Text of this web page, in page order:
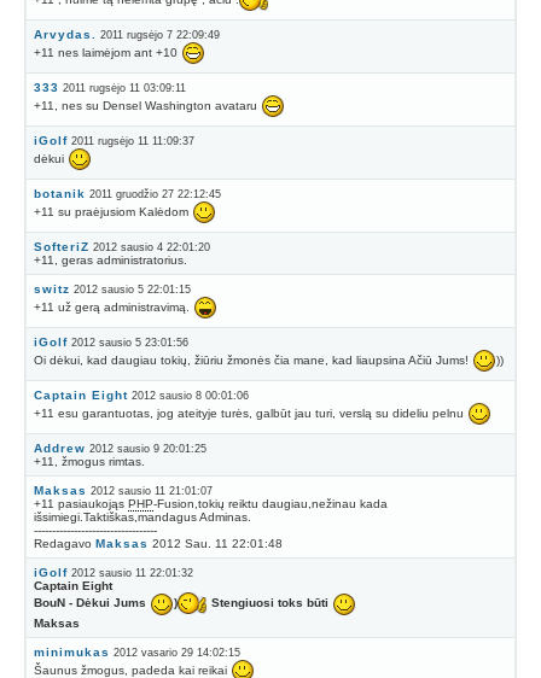
Arvydas. 2011 rugsėjo 7 22:09:49
+11 nes laimėjom ant +10
333 2011 rugsėjo 11 03:09:11
+11, nes su Densel Washington avataru
iGolf 2011 rugsėjo 11 11:09:37
dėkui
botanik 2011 gruodžio 27 22:12:45
+11 su praėjusiom Kalėdom
SofteriZ 2012 sausio 4 22:01:20
+11, geras administratorius.
switz 2012 sausio 5 22:01:15
+11 už gerą administravimą.
iGolf 2012 sausio 5 23:01:56
Oi dėkui, kad daugiau tokių, žiūriu žmonės čia mane, kad liaupsina Ačiū Jums! ))
Captain Eight 2012 sausio 8 00:01:06
+11 esu garantuotas, jog ateityje turės, galbūt jau turi, verslą su dideliu pelnu
Addrew 2012 sausio 9 20:01:25
+11, žmogus rimtas.
Maksas 2012 sausio 11 21:01:07
+11 pasiaukojąs PHP-Fusion,tokių reiktu daugiau,nežinau kada
išsimiegi.Taktiškas,mandagus Adminas.
----------------------------------
Redagavo Maksas 2012 Sau. 11 22:01:48
iGolf 2012 sausio 11 22:01:32
Captain Eight
BouN - Dėkui Jums
)
Stengiuosi toks būti
Maksas
minimukas 2012 vasario 29 14:02:15
Šaunus žmogus, padeda kai reikai